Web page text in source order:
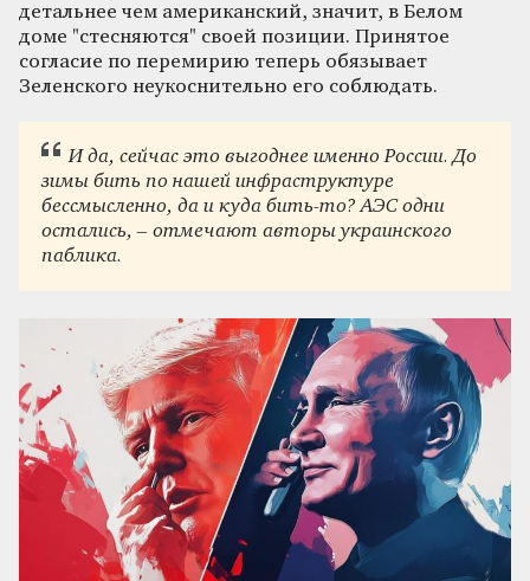
детальнее чем американский, значит, в Белом
доме "стесняются" своей позиции. Принятое
согласие по перемирию теперь обязывает
Зеленского неукоснительно его соблюдать.
И да, сейчас это выгоднее именно России. До
зимы бить по нашей инфраструктуре
бессмысленно, да и куда бить-то? АЭС одни
остались, – отмечают авторы украинского
паблика.